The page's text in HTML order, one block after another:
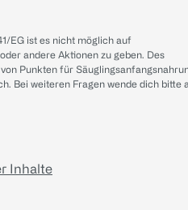
EG ist es nicht möglich auf
andere Aktionen zu geben. Des
Punkten für
Bei weiteren Fragen wende dich bitte
Inhalte